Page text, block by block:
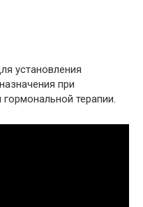
установления
при
терапии.